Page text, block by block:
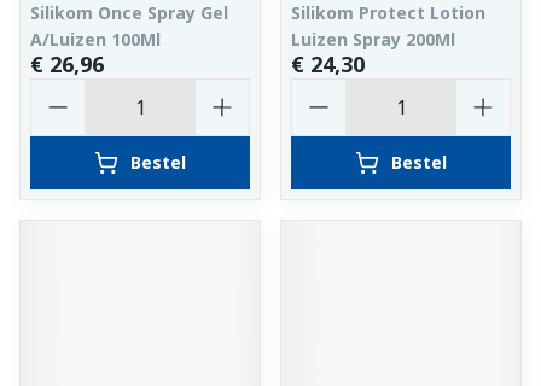
Silikom Once Spray Gel
A/Luizen 100Ml
€ 26,96
Bestel
Silikom Protect Lotion
Luizen Spray 200Ml
€ 24,30
Bestel